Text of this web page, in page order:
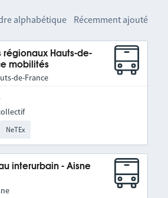
alphabétique Récemment ajouté
régionaux Hauts-de-
mobilités
de-France
NeTEx
interurbain - Aisne